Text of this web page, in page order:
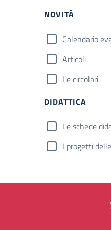
NOVITÀ
Calendario
Articoli
Le circolari
DIDATTICA
Le schede
I progetti